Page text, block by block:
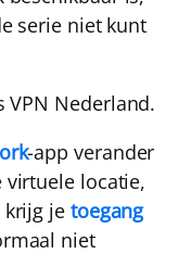
serie niet kunt
VPN Nederland.
-app verander
virtuele locatie,
je toegang
niet